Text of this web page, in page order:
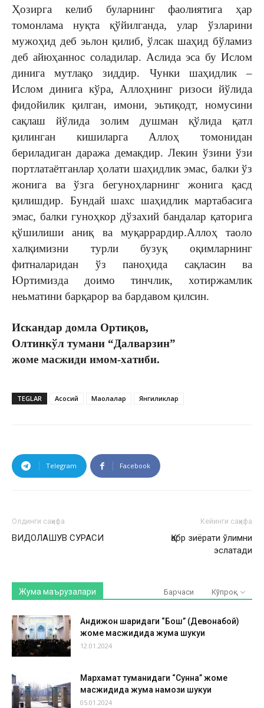
Ҳозирга келиб буларнинг фаолиятига ҳар
томонлама нуқта қўйилганда, улар ўзларини
мужоҳид деб эьлон қилиб, ўлсак шаҳид бўламиз
деб айюҳаннос соладилар. Аслида эса бу Ислом
динига мутлақо зиддир. Чунки шаҳидлик –
Ислом динига кўра, Аллоҳнинг ризоси йўлида
фидойилик қилган, имони, эьтиқодт, номусини
сақлаш йўлида золим душман қўлида қатл
қилинган кишиларга Аллоҳ томонидан
бериладиган даража демакдир. Лекин ўзини ўзи
портлатаётганлар ҳолати шаҳидлик эмас, балки ўз
жонига ва ўзга бегуноҳларнинг жонига қасд
қилишдир. Бундай шахс шаҳидлик мартабасига
эмас, балки гуноҳкор дўзахий бандалар қаторига
қўшилиши аниқ ва муқаррардир.Аллоҳ таоло
халқимизни турли бузуқ оқимларнинг
фитналаридан ўз паноҳида сақласин ва
Юртимизда доимо тинчлик, хотиржамлик
неьматини барқарор ва бардавом қилсин.
Искандар домла Ортиқов,
Олтинкўл тумани “Далварзин”
жоме масжиди имом-хатиби.
TEGLAR Асосий Мақолалар Янгиликлар
Telegram Facebook
Олдинги саҳифа
ВИДОЛАШУВ СУРАСИ
Кейинги саҳифа
Қабр зиёрати ўлимни
эслатади
Жума маърузалари Барчаси Кўпроқ
Андижон шаҳридаги “Бош” (Девонабой)
жоме масжидида жума шукуҳи
12.01.2024
Мархамат туманидаги “Сунна” жоме
масжидида жума намози шукуҳи
05.01.2024